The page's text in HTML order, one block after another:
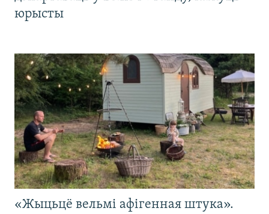
юрысты
«Жыцьцё вельмі афігенная штука».